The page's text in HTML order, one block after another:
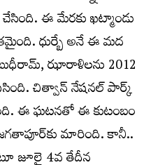
ఈ మేరకు ఖట్మాండు
ధుర్బే అనే ఈ మద
ఝారాళిలను 2012
చిత్వాన్‌ నేషనల్‌ పార్క్‌
ఈ ఘటనతో ఈ కుటంబం
మారింది. కానీ..